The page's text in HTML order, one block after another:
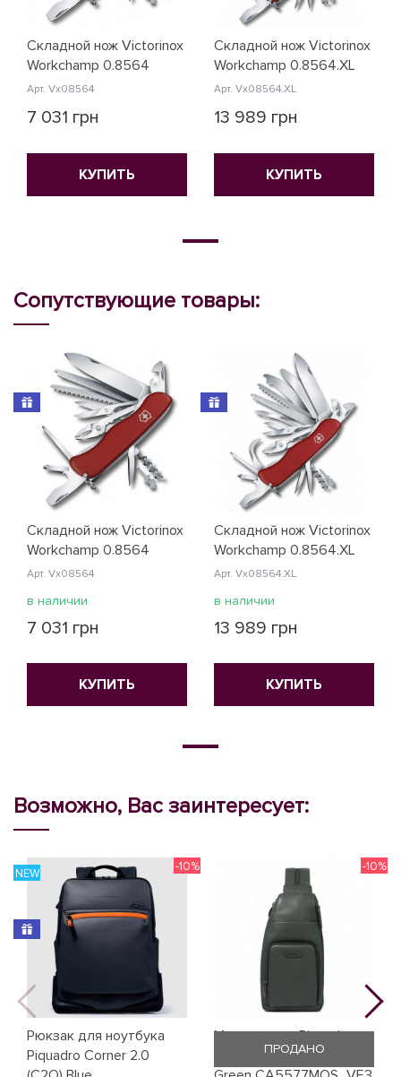
Складной нож Victorinox
Workchamp 0.8564
Арт. Vx08564
7 031 грн
КУПИТЬ
Складной нож Victorinox
Workchamp 0.8564.XL
Арт. Vx08564.XL
13 989 грн
КУПИТЬ
Сопутствующие товары:
Складной нож Victorinox
Workchamp 0.8564
Арт. Vx08564
в наличии
7 031 грн
КУПИТЬ
Складной нож Victorinox
Workchamp 0.8564.XL
Арт. Vx08564.XL
в наличии
13 989 грн
КУПИТЬ
Возможно, Вас заинтересует:
Рюкзак для ноутбука
Piquadro Corner 2.0
NEW -10%
Монорюкзак Piquadro
Modus Restyling (MOS)
-10%
ПРОДАНО